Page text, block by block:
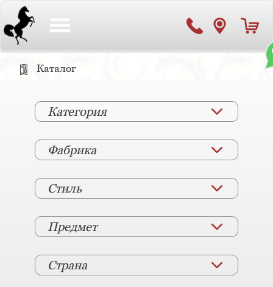
Каталог
Категория
Фабрика
Стиль
Предмет
Страна